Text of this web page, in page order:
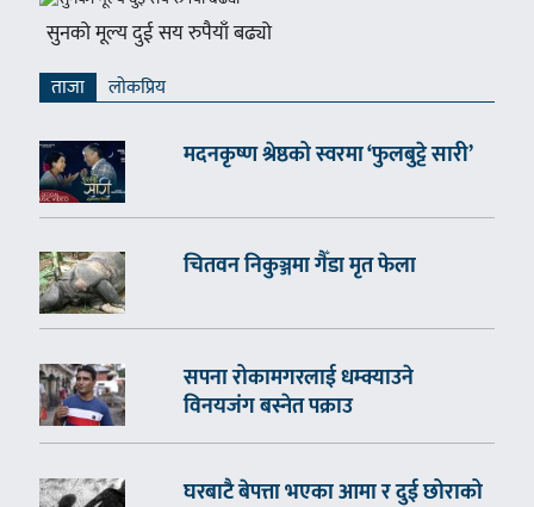
सुनको मूल्य दुई सय रुपैयाँ बढ्यो
ताजा लाेकप्रिय
मदनकृष्ण श्रेष्ठको स्वरमा ‘फुलबुट्टे सारी’
चितवन निकुञ्जमा गैँडा मृत फेला
सपना रोकामगरलाई धम्क्याउने
विनयजंग बस्नेत पक्राउ
घरबाटै बेपत्ता भएका आमा र दुई छोराको